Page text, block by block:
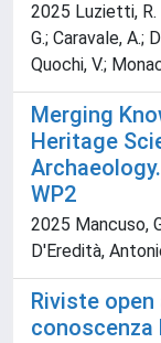
2025 Luzietti, R.
G.; Caravale, A.;
Quochi, V.;
Merging
Heritage
WP2
2025 Mancuso,
D'Eredità,
Riviste
conoscenza